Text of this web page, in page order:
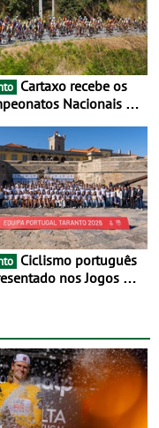
Nacionais da
e 2 de agosto
nos Jogos do